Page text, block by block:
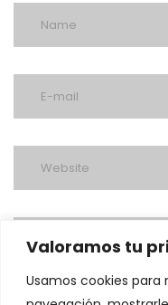
Valoramos tu
Usamos cookies para